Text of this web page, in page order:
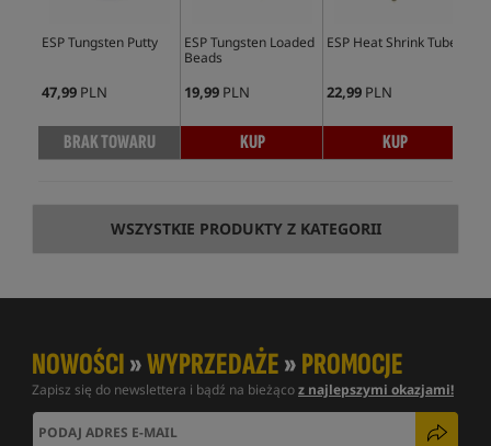
ESP Tungsten Putty
47,99 PLN
BRAK TOWARU
ESP Tungsten Loaded
Beads
19,99 PLN
KUP
ESP Heat Shrink Tube
22,99 PLN
KUP
WSZYSTKIE PRODUKTY Z KATEGORII
NOWOŚCI»WYPRZEDAŻE»PROMOCJE
Zapisz się do newslettera i bądź na bieżącoz najlepszymi okazjami!